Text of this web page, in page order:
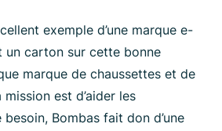
exemple d’une marque e-
un carton sur cette bonne
marque de chaussettes et de
est d’aider les
Bombas fait don d’une